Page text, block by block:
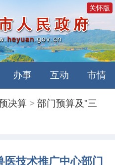
关怀版
办事 互动 市情
决算 >部门预算及"三
技术推广中心部门